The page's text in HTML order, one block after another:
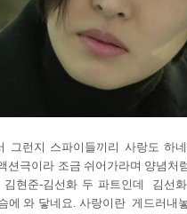
그런지 스파이들끼리 사랑도 하
션극이라 조금 쉬어가라며 양념처
김현준-김선화 두 파트인데 김선
에 와 닿네요. 사랑이란 게드러내